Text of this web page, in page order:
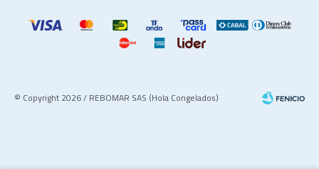
© Copyright 2026 / REBOMAR SAS (Hola Congelados)